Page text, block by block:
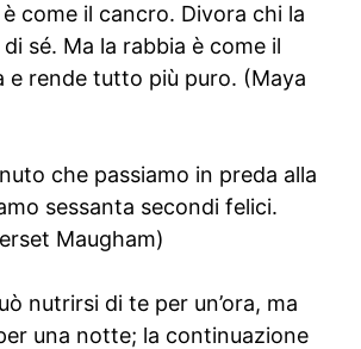
è come il cancro. Divora chi la
sé. Ma la rabbia è come il
e rende tutto più puro. (Maya
che passiamo in preda alla
sessanta secondi felici.
Maugham)
nutrirsi di te per un’ora, ma
una notte; la continuazione